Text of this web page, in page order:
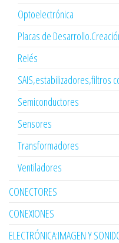
Optoelectrónica
Placas de
Relés
SAIS,estabilizadores,filtros
Semiconductores
Sensores
Transformadores
Ventiladores
CONECTORES
CONEXIONES
ELECTRÓNICA:IMAGEN Y